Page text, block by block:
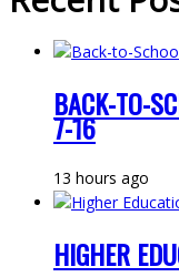
BACK-TO-
7-16
13 hours ago
HIGHER